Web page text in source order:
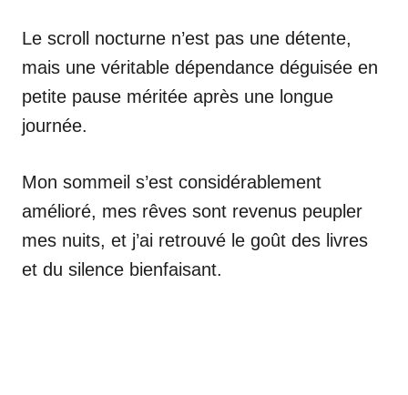
Le scroll nocturne n’est pas une détente,
mais une véritable dépendance déguisée en
petite pause méritée après une longue
journée.
Mon sommeil s’est considérablement
amélioré, mes rêves sont revenus peupler
mes nuits, et j’ai retrouvé le goût des livres
et du silence bienfaisant.